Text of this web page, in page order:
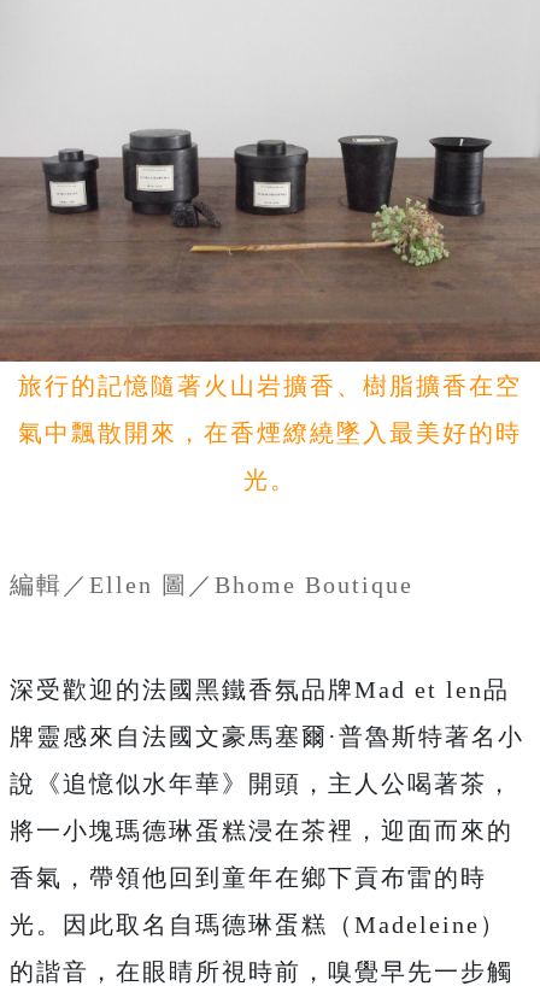
旅行的記憶隨著火山岩擴香、樹脂擴香在空
氣中飄散開來，在香煙繚繞墜入最美好的時
光。
編輯／Ellen 圖／Bhome Boutique
深受歡迎的法國黑鐵香氛品牌Mad et len品
牌靈感來自法國文豪馬塞爾·普魯斯特著名小
說《追憶似水年華》開頭，主人公喝著茶，
將一小塊瑪德琳蛋糕浸在茶裡，迎面而來的
香氣，帶領他回到童年在鄉下貢布雷的時
光。因此取名自瑪德琳蛋糕（Madeleine）
的諧音，在眼睛所視時前，嗅覺早先一步觸